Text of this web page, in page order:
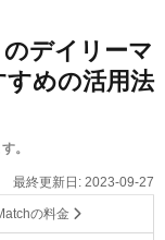
デイリーマ
すめの活用法
。
最終更新日: 2023-09-27
の料金